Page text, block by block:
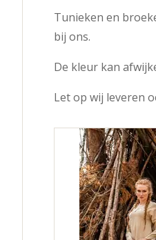
Tunieken en
bij ons.
De kleur kan
Let op wij leveren